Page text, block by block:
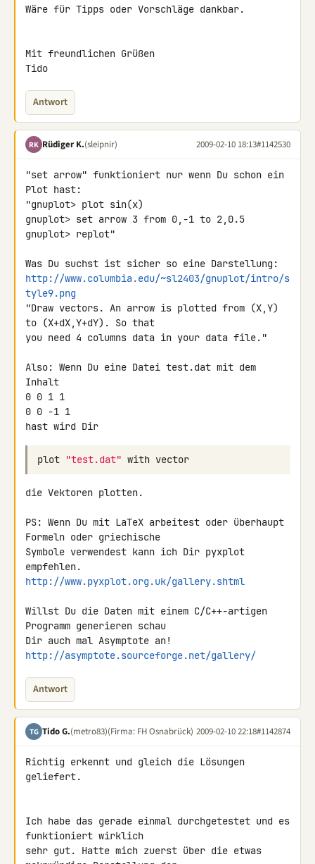
Wäre für Tipps oder Vorschläge dankbar.
Mit freundlichen Grüßen
Tido
Antwort
RK Rüdiger K.(sleipnir) 2009-02-10 18:13#1142530
"set arrow" funktioniert nur wenn Du schon ein
Plot hast:
"gnuplot> plot sin(x)
gnuplot> set arrow 3 from 0,-1 to 2,0.5
gnuplot> replot"
http://www.columbia.edu/~sl2403/gnuplot/intro/s
tyle9.png
"Draw vectors. An arrow is plotted from (X,Y)
to (X+dX,Y+dY). So that
you need 4 columns data in your data file."
Also: Wenn Du eine Datei test.dat mit dem
Inhalt
0 0 1 1
0 0 -1 1
hast wird Dir
plot "test.dat" with vector
die Vektoren plotten.
PS: Wenn Du mit LaTeX arbeitest oder überhaupt
Formeln oder griechische
Symbole verwendest kann ich Dir pyxplot
http://www.pyxplot.org.uk/gallery.shtml
Willst Du die Daten mit einem C/C++-artigen
Programm generieren schau
http://asymptote.sourceforge.net/gallery/
Antwort
TG Tido G.(metro83)(Firma: FH Osnabrück) 2009-02-10 22:18#1142874
Richtig erkennt und gleich die Lösungen
geliefert.
Ich habe das gerade einmal durchgetestet und es
funktioniert wirklich
sehr gut. Hatte mich zuerst über die etwas